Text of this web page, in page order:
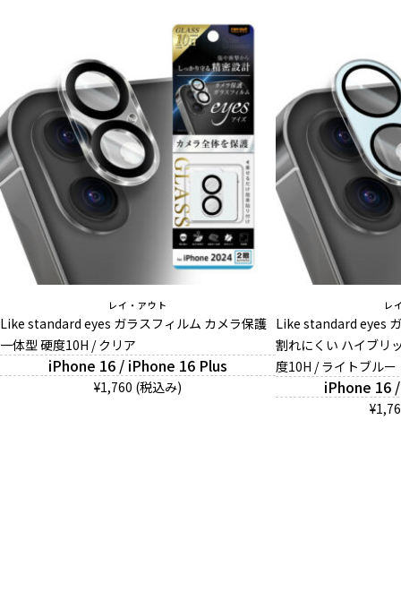
レイ・アウト
Like standard eyes ガラスフィルム カメラ保護
一体型 硬度10H / クリア
iPhone 16 / iPhone 16 Plus
¥1,760 (税込み)
レ
Like standard eyes
割れにくい ハイブリ
度10H / ライトブルー
iPhone 16